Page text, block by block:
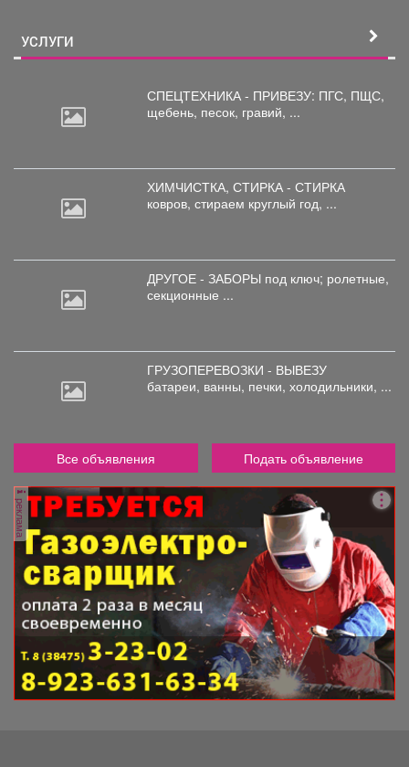
УСЛУГИ
СПЕЦТЕХНИКА - ПРИВЕЗУ: ПГС, ПЩС,
щебень, песок, гравий, ...
ХИМЧИСТКА, СТИРКА - СТИРКА
ковров, стираем круглый год, ...
ДРУГОЕ - ЗАБОРЫ под ключ; ролетные,
секционные ...
ГРУЗОПЕРЕВОЗКИ - ВЫВЕЗУ
батареи, ванны, печки, холодильники, ...
Все объявления Подать объявление
реклама